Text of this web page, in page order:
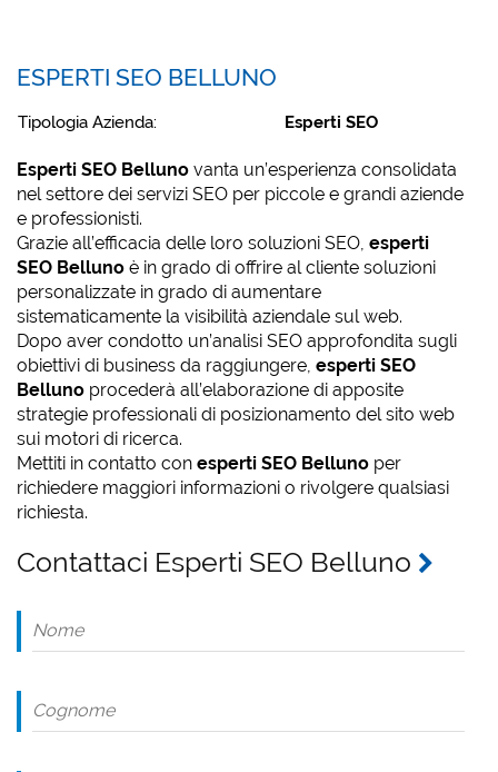
ESPERTI SEO BELLUNO
Tipologia Azienda: Esperti SEO
Esperti SEO Belluno vanta un’esperienza consolidata
nel settore dei servizi SEO per piccole e grandi aziende
e professionisti.
Grazie all’efficacia delle loro soluzioni SEO, esperti
SEO Belluno è in grado di offrire al cliente soluzioni
personalizzate in grado di aumentare
sistematicamente la visibilità aziendale sul web.
Dopo aver condotto un’analisi SEO approfondita sugli
obiettivi di business da raggiungere, esperti SEO
Belluno procederà all’elaborazione di apposite
strategie professionali di posizionamento del sito web
sui motori di ricerca.
Mettiti in contatto con esperti SEO Belluno per
richiedere maggiori informazioni o rivolgere qualsiasi
richiesta.
Contattaci Esperti SEO Belluno